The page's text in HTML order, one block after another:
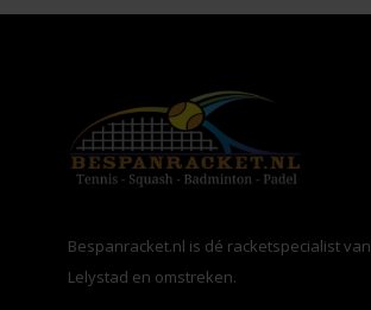
Bespanracket.nl is dé racketspecialist van
Lelystad en omstreken.